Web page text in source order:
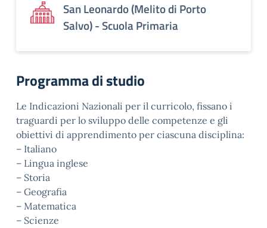
San Leonardo (Melito di Porto
Salvo) - Scuola Primaria
Programma di studio
Le Indicazioni Nazionali per il curricolo, fissano i
traguardi per lo sviluppo delle competenze e gli
obiettivi di apprendimento per ciascuna disciplina:
– Italiano
– Lingua inglese
– Storia
– Geografia
– Matematica
– Scienze